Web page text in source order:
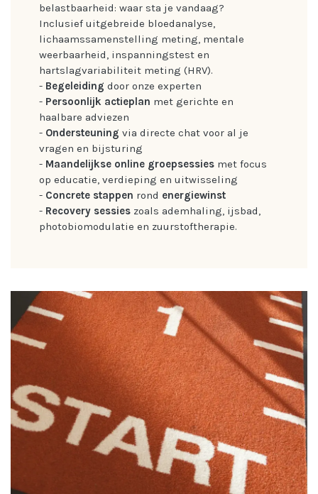
belastbaarheid: waar sta je vandaag?
Inclusief uitgebreide bloedanalyse,
lichaamssamenstelling meting, mentale
weerbaarheid, inspanningstest en
hartslagvariabiliteit meting (HRV).
- Begeleiding door onze experten
- Persoonlijk actieplan met gerichte en
haalbare adviezen
- Ondersteuning via directe chat voor al je
vragen en bijsturing
- Maandelijkse online groepsessies met focus
op educatie, verdieping en uitwisseling
- Concrete stappen rond energiewinst
- Recovery sessies zoals ademhaling, ijsbad,
photobiomodulatie en zuurstoftherapie.